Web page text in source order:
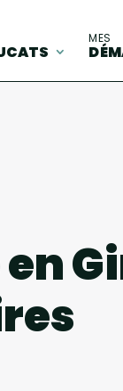
MES